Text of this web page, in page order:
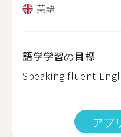
英語
語学学習の目標
Speaking fluent
アプ